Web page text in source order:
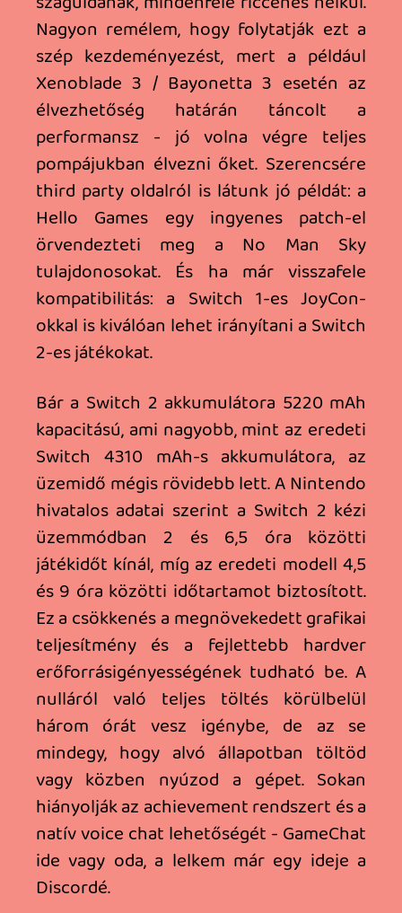
gyakorlatban.) Szóval a lapos, szexi design
hátránya, hogy kézben fogva nem
minden műfajhoz passzol majd jól a
leosztás. Sebaj, a dobozban most is ott a
keret a kézbenfogós gamepad módhoz,
illetve a Nintendo Switch 2 Pro
Controller is elérhető azok számára,
akiknek ez az alap egy ilyen masinánál.
Ajánlott továbbá egy külső, minimum
Express kategóriájú SD kártya is a
géphez, mert a 256 GB-s belső memória
hamar be fog telni, pláne, ha migráljuk a
régi gépről az adatainkat.
HOZD A RÉGIT!
Így migráld a profilodat és a virtuális
game kártyádat!
Szinte be se kapcsolod még a gépet,
máris a régi profil migrálásának
lehetőségénél jársz majd. Újként nyilván
csinálsz egy friss fiókot, a régit viszont
nem is olyan nehéz áthozni, ha már majd’
évtizedes múltad van az előző
generáción. A lépésekhez szükséged lesz
egy mobilra, amin kvázi kettős
autentikáció után (és a profilodba való
online belépést követően), valamint a
régi Switch felkészítésével (firmwmare
update) indulhat is az áttöltés. A két
gépet ilyenkor közel kell egymáshoz
tenni, és onnantól átszaladnak vezeték
nélküli adattovábbítással, pillanatok alatt
a beállítások és mentések. A játékok
telepített állományait már a netről szedi
le a gép.
A virtuális kártya koncepciója is új. Ennek
az a lényege, hogy a fiókod érintetlenül